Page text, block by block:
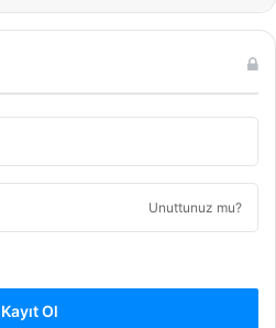
Unuttunuz mu?
Kayıt Ol